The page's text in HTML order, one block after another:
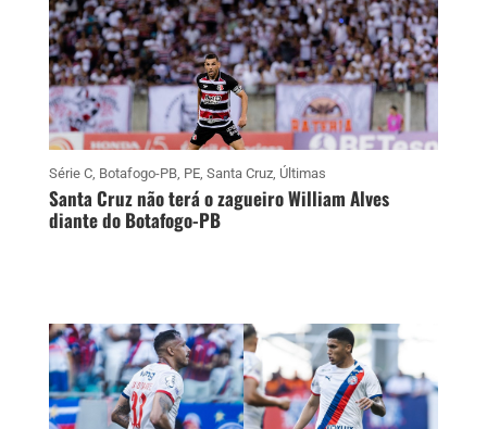
Série C, Botafogo-PB, PE, Santa Cruz, Últimas
Santa Cruz não terá o zagueiro William Alves
diante do Botafogo-PB